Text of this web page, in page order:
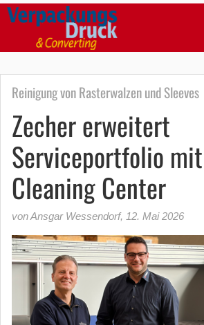
Reinigung von Rasterwalzen und Sleeves
Zecher erweitert
Serviceportfolio
Cleaning Center
von Ansgar Wessendorf, 12. Mai 2026